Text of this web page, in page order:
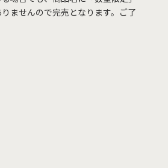
ませんので完売となります。ご了